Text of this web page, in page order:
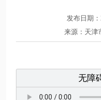
发布日期：
来源：天津
无障